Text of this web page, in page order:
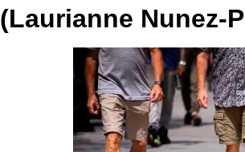
(Laurianne Nunez-